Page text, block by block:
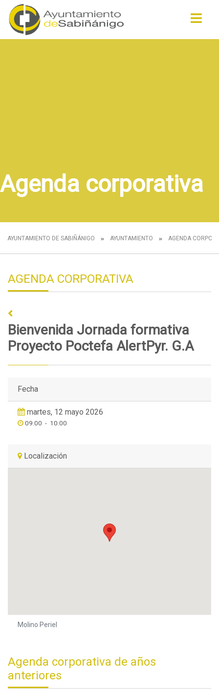
Agenda corporativa
AYUNTAMIENTO DE SABIÑÁNIGO AYUNTAMIENTO AGENDA
AGENDA CORPORATIVA
Bienvenida Jornada formativa
Proyecto Poctefa AlertPyr. G.A
Fecha
martes, 12 mayo 2026
09:00 - 10:00
Localización
Molino Periel
Agenda corporativa de años
anteriores